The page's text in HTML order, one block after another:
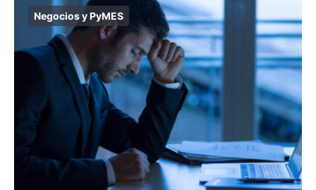
Negocios y PyMES